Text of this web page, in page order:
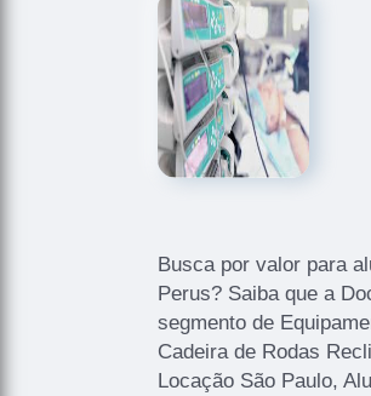
Busca por valor para
Perus? Saiba que a
segmento de
Cadeira de Rodas
Locação São Paulo,